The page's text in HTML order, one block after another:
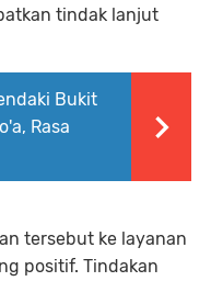
tindak lanjut
Bukit
Rasa
tersebut ke layanan
positif. Tindakan